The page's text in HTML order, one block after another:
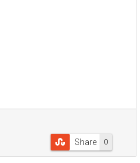
0
Share